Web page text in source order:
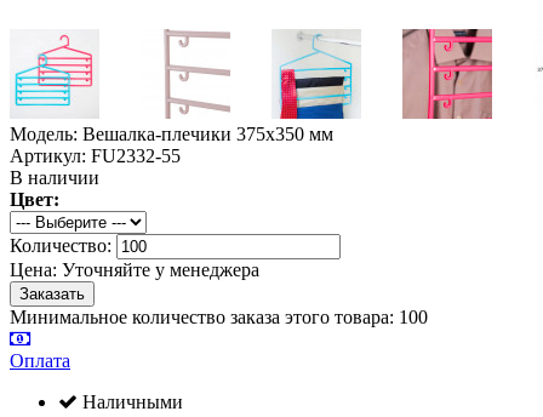
Модель: Вешалка-плечики 375x350 мм
Артикул: FU2332-55
В наличии
Цвет:
Количество:
Цена: Уточняйте у менеджера
Минимальное количество заказа этого товара: 100
Оплата
Наличными